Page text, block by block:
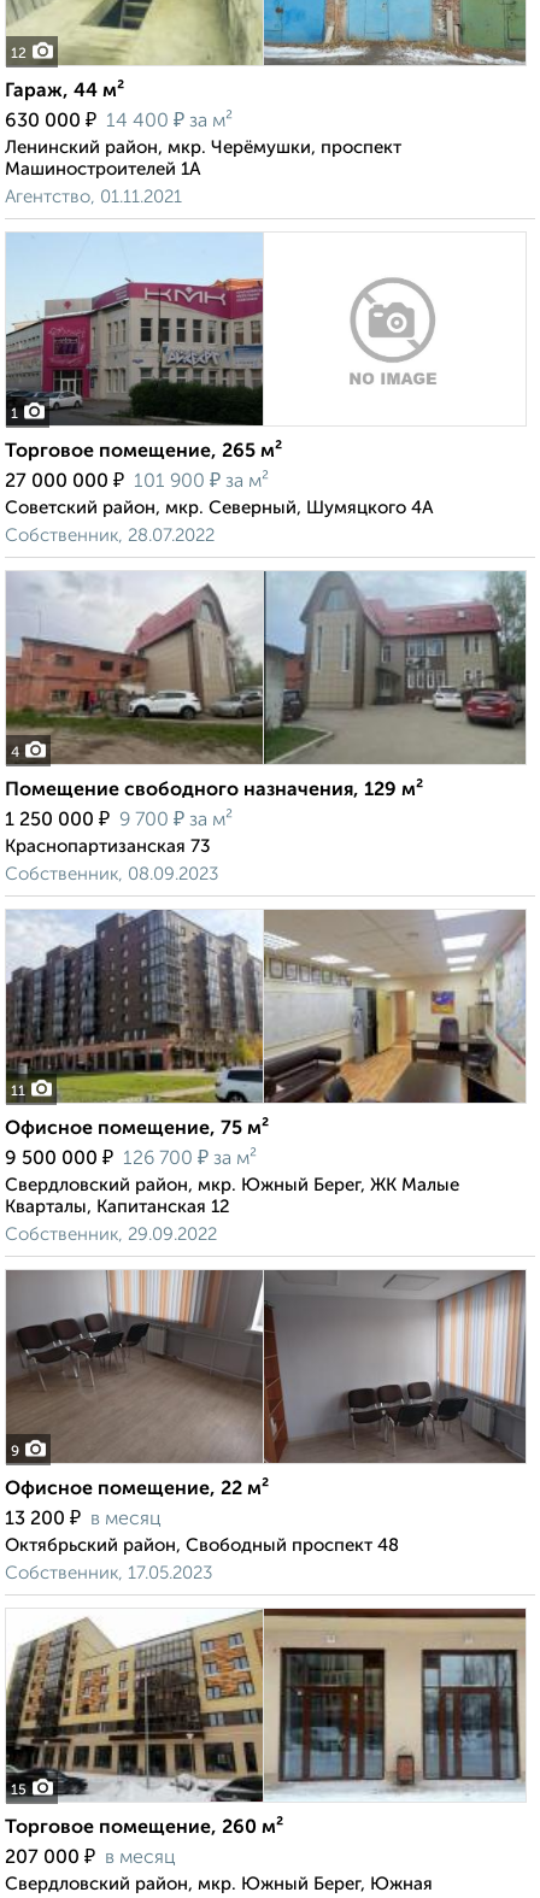
12
Гараж, 44 м²
630 000 ₽ 14 400 ₽ за м²
Ленинский район, мкр. Черёмушки, проспект
Машиностроителей 1А
Агентство, 01.11.2021
1
Торговое помещение, 265 м²
27 000 000 ₽ 101 900 ₽ за м²
Советский район, мкр. Северный, Шумяцкого 4А
Собственник, 28.07.2022
4
Помещение свободного назначения, 129 м²
1 250 000 ₽ 9 700 ₽ за м²
Краснопартизанская 73
Собственник, 08.09.2023
11
Офисное помещение, 75 м²
9 500 000 ₽ 126 700 ₽ за м²
Свердловский район, мкр. Южный Берег, ЖК Малые
Кварталы, Капитанская 12
Собственник, 29.09.2022
9
Офисное помещение, 22 м²
13 200 ₽ в месяц
Октябрьский район, Свободный проспект 48
Собственник, 17.05.2023
15
Торговое помещение, 260 м²
207 000 ₽ в месяц
Свердловский район, мкр. Южный Берег, Южная